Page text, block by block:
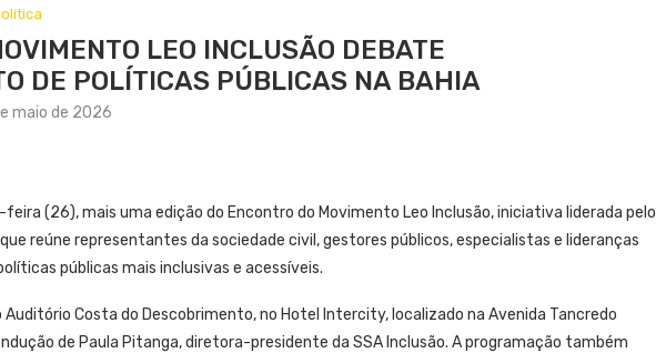
LEO INCLUSÃO DEBATE
DE POLÍTICAS PÚBLICAS NA BAHIA
maio de 2026
(26), mais uma edição do Encontro do Movimento Leo Inclusão, iniciativa liderada pelo
reúne representantes da sociedade civil, gestores públicos, especialistas e lideranças
públicas mais inclusivas e acessíveis.
Costa do Descobrimento, no Hotel Intercity, localizado na Avenida Tancredo
de Paula Pitanga, diretora-presidente da SSA Inclusão. A programação também